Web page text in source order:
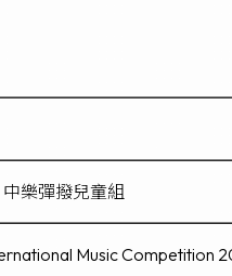
樂彈撥兒童組
Music Competition